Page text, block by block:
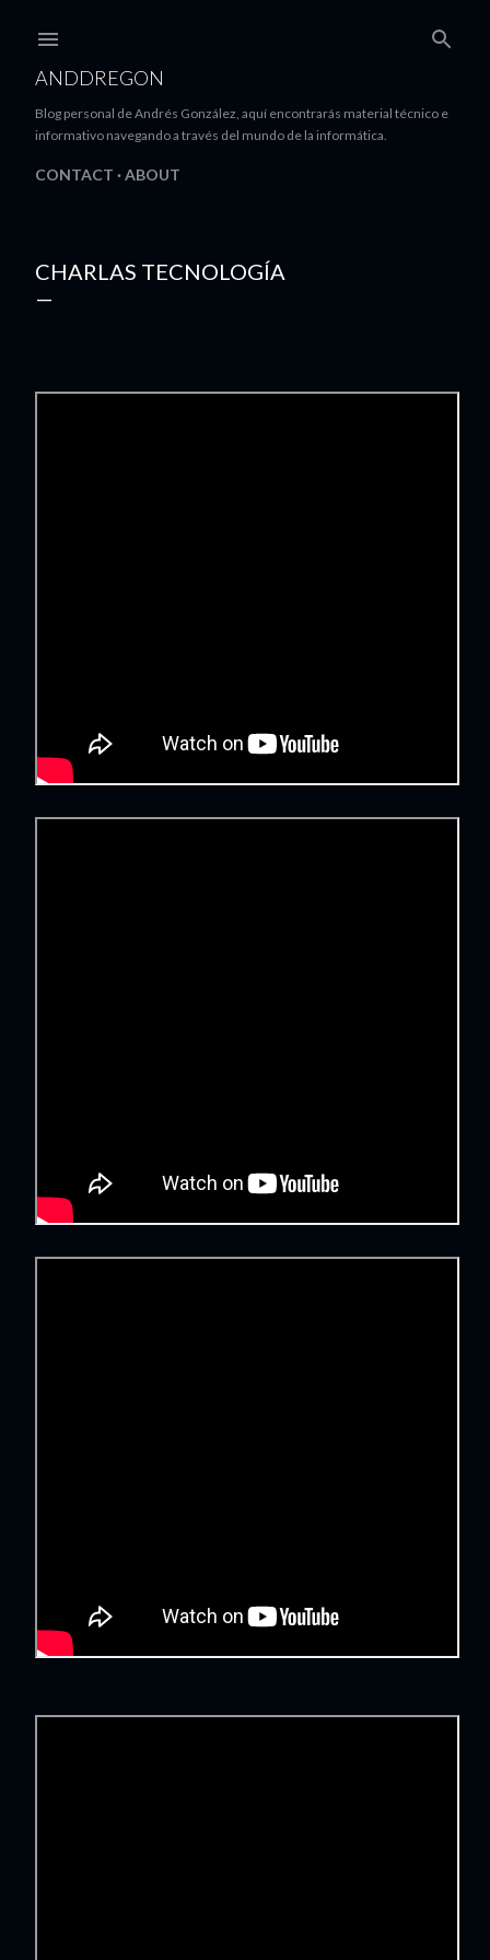
ANDDREGON
Blog personal de Andrés González, aquí encontrarás material técnico e
informativo navegando a través del mundo de la informática.
CONTACT ABOUT
CHARLAS TECNOLOGÍA